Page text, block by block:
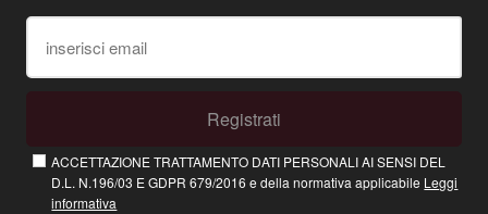
Registrati
ACCETTAZIONE TRATTAMENTO DATI PERSONALI AI SENSI DEL
D.L. N.196/03 E GDPR 679/2016 e della normativa applicabile Leggi
informativa